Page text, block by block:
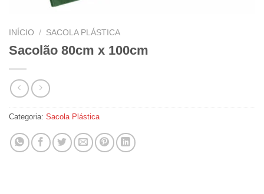
INÍCIO / SACOLA PLÁSTICA
Sacolão 80cm x 100cm
Categoria: Sacola Plástica